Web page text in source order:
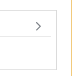
stralciato
di libertà per
intermediazione
illegali, in